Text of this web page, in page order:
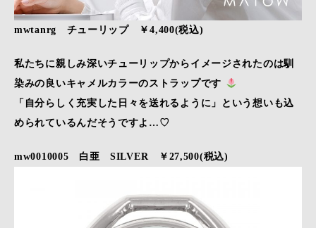
mwtanrg チューリップ ￥4,400(税込)
私たちに親しみ深いチューリップからイメージされたのは馴
染みの良いキャメルカラーのストラップです
「自分らしく充実した日々を送れるように」という想いも込
められているんだそうですよ…♡
mw0010005 白亜 SILVER ￥27,500(税込)